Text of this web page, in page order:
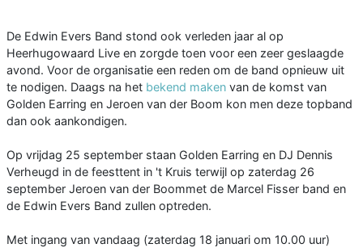
De Edwin Evers Band stond ook verleden jaar al op
Heerhugowaard Live en zorgde toen voor een zeer geslaagde
avond. Voor de organisatie een reden om de band opnieuw uit
te nodigen. Daags na het bekend maken van de komst van
Golden Earring en Jeroen van der Boom kon men deze topband
dan ook aankondigen.
Op vrijdag 25 september staan Golden Earring en DJ Dennis
Verheugd in de feesttent in 't Kruis terwijl op zaterdag 26
september Jeroen van der Boommet de Marcel Fisser band en
de Edwin Evers Band zullen optreden.
Met ingang van vandaag (zaterdag 18 januari om 10.00 uur)